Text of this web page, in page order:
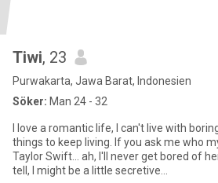
Tiwi, 23
Purwakarta, Jawa Barat, Indonesien
Söker: Man 24 - 32
I love a romantic life, I can't live with
things to keep living. If you ask me who
Taylor Swift... ah, I'll never get bored of
tell, I might be a little secretive...